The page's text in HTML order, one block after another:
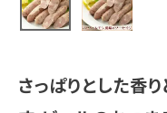
さっぱりとした香